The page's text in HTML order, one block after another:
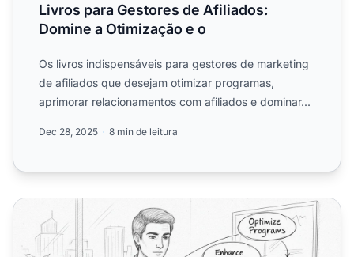
Livros para Gestores de Afiliados:
Domine a Otimização e o
Os livros indispensáveis para gestores de marketing
de afiliados que desejam otimizar programas,
aprimorar relacionamentos com afiliados e dominar...
Dec 28, 2025 8 min de leitura
Por que os Gerentes de Marketing de Afiliados Devem